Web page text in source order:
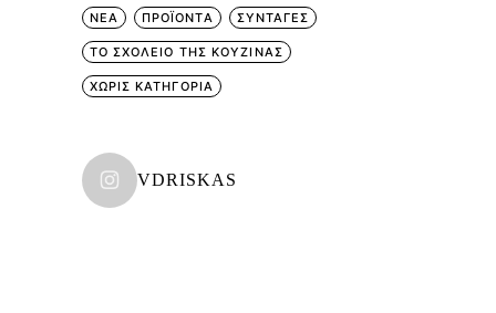
ΝΕΑ ΠΡΟΪΟΝΤΑ ΣΥΝΤΑΓΕΣ
ΤΟ ΣΧΟΛΕΙΟ ΤΗΣ ΚΟΥΖΙΝΑΣ
ΧΩΡΊΣ ΚΑΤΗΓΟΡΊΑ
VDRISKAS